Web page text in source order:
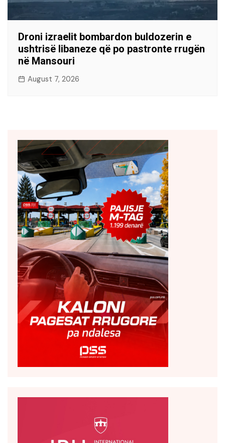
Droni izraelit bombardon buldozerin e
ushtrisë libaneze që po pastronte rrugën
në Mansouri
August 7, 2026